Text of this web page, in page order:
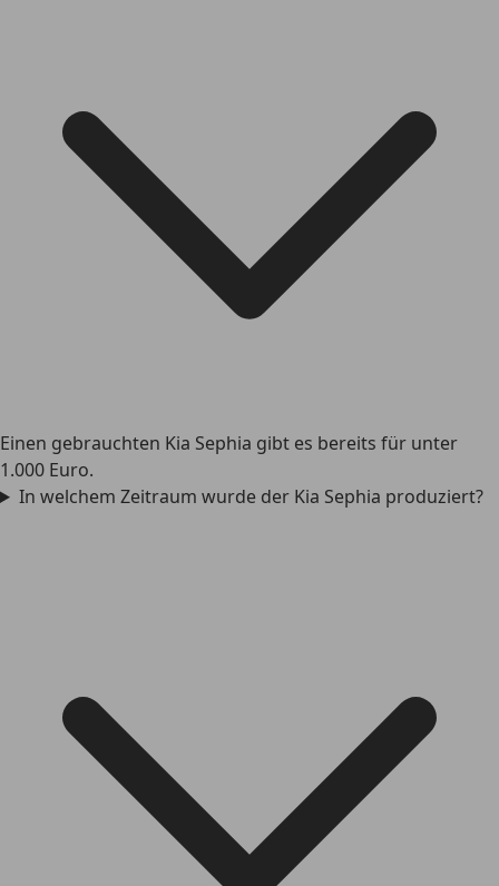
Einen gebrauchten Kia Sephia gibt es bereits für unter
1.000 Euro.
In welchem Zeitraum wurde der Kia Sephia produziert?